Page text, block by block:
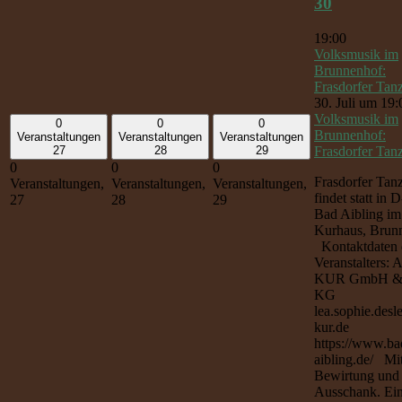
0
Veranstaltungen
27
0
Veranstaltungen,
27
0
Veranstaltungen
28
0
Veranstaltungen,
28
0
Veranstaltungen
29
0
Veranstaltungen,
29
19:00
Volksmusik im
Brunnenhof:
Frasdorfer
30. Juli um
Volksmusik im
Brunnenhof:
Frasdorfer
Frasdorfer
findet statt in
Bad Aibling im
Kurhaus,
Kontaktdaten
Veranstalters:
KUR GmbH
KG
kur.de
https://
aibling.de/
Bewirtung und
Ausschank.